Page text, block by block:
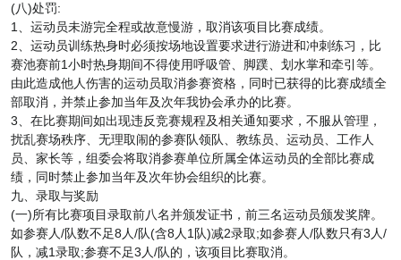
(八)处罚:
1、运动员未游完全程或故意慢游，取消该项目比赛成绩。
2、运动员训练热身时必须按场地设置要求进行游进和冲刺练习，比
赛池赛前1小时热身期间不得使用呼吸管、脚蹼、划水掌和牵引等。
由此造成他人伤害的运动员取消参赛资格，同时已获得的比赛成绩全
部取消，并禁止参加当年及次年我协会承办的比赛。
3、在比赛期间如出现违反竞赛规程及相关通知要求，不服从管理，
扰乱赛场秩序、无理取闹的参赛队领队、教练员、运动员、工作人
员、家长等，组委会将取消参赛单位所属全体运动员的全部比赛成
绩，同时禁止参加当年及次年协会组织的比赛。
九、录取与奖励
(一)所有比赛项目录取前八名并颁发证书，前三名运动员颁发奖牌。
如参赛人/队数不足8人/队(含8人1队)减2录取;如参赛人/队数只有3人/
队，减1录取;参赛不足3人/队的，该项目比赛取消。